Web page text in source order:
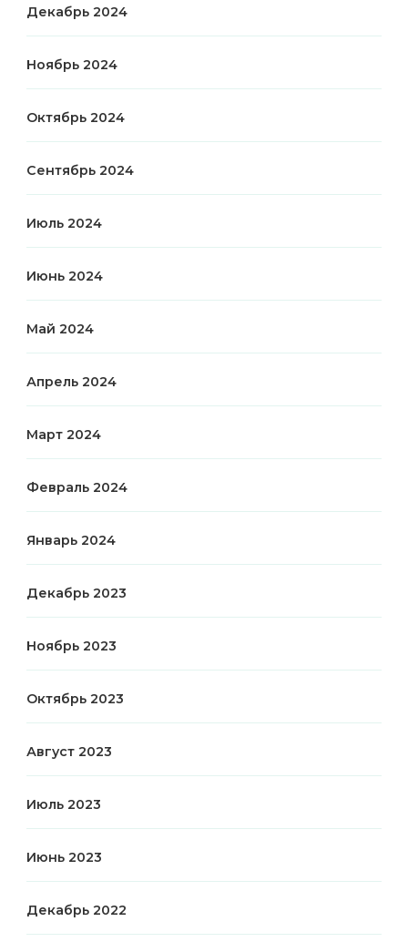
Декабрь 2024
Ноябрь 2024
Октябрь 2024
Сентябрь 2024
Июль 2024
Июнь 2024
Май 2024
Апрель 2024
Март 2024
Февраль 2024
Январь 2024
Декабрь 2023
Ноябрь 2023
Октябрь 2023
Август 2023
Июль 2023
Июнь 2023
Декабрь 2022